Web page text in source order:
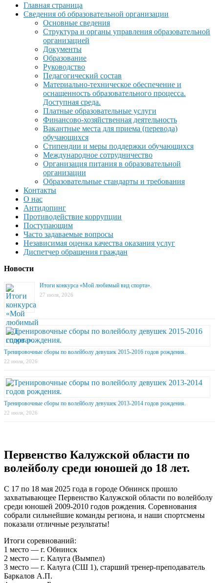
Главная страница
Сведения об образовательной организации
Основные сведения
Структура и органы управления образовательной
организацией
Документы
Образование
Руководство
Педагогический состав
Материально-техническое обеспечение и
оснащенность образовательного процесса.
Доступная среда.
Платные образовательные услуги
Финансово-хозяйственная деятельность
Вакантные места для приема (перевода)
обучающихся
Стипендии и меры поддержки обучающихся
Международное сотрудничество
Организация питания в образовательной
организации
Образовательные стандарты и требования
Контакты
О нас
Антидопинг
Противодействие коррупции
Поступающим
Часто задаваемые вопросы
Независимая оценка качества оказания услуг
Диспетчер обращения граждан
Новости
Итоги конкурса «Мой любимый вид спорта».
27 июля, 2026
Тренировочные сборы по волейболу девушек 2015-2016 годов рождения.
22 июля, 2026
Тренировочные сборы по волейболу девушек 2013-2014 годов рождения.
22 июля, 2026
Первенство Калужской области по
волейболу среди юношей до 18 лет.
С 17 по 18 мая 2025 года в городе Обнинск прошло
захватывающее Первенство Калужской области по волейболу
среди юношей 2009-2010 годов рождения. Соревнования
собрали сильнейшие команды региона, и наши спортсмены
показали отличные результаты!
Итоги соревнований:
1 место — г. Обнинск
2 место — г. Калуга (Вымпел)
3 место — г. Калуга (СШ 1), старший тренер-преподаватель
Баркалов А.П.